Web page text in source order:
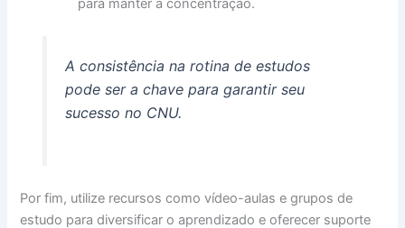
para manter a concentração.
A consistência na rotina de estudos
pode ser a chave para garantir seu
sucesso no CNU.
Por fim, utilize recursos como vídeo-aulas e grupos de
estudo para diversificar o aprendizado e oferecer suporte